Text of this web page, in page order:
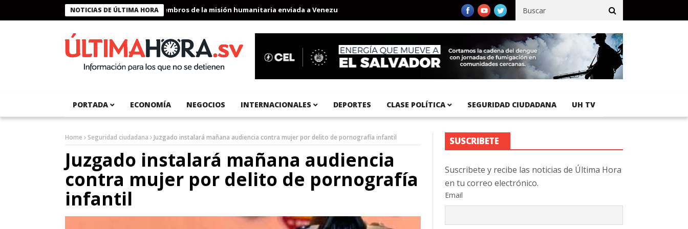
NOTICIAS DE ÚLTIMA HORA
Presidente Bukele condecora a miembros de la misión humanitaria enviada a Venezuela Aeropuerto Internacional del Pacífico registra 92 % de avance en obras de terracería
PORTADA ECONOMÍA NEGOCIOS INTERNACIONALES DEPORTES CLASE POLÍTICA SEGURIDAD CIUDADANA UH TV
Home Seguridad ciudadana Juzgado instalará mañana audiencia contra mujer por delito de pornografía infantil
Juzgado instalará mañana audiencia
contra mujer por delito de pornografía
infantil
SUSCRIBETE
Suscribete y recibe las noticias de Última Hora
en tu correo electrónico.
Email